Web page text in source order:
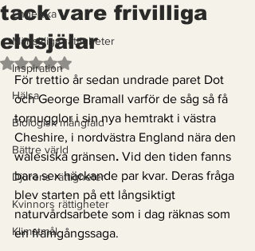
Engelska
Mänskliga rättigheter
Inspiration
Hälsa
Biologisk mångfald
Bättre värld
Djurens rättigheter
Kvinnors rättigheter
Klimatmål
tack vare frivilliga
eldsjälar
Betygsatt till NaN av 5 stjärnor.
För trettio år sedan undrade paret Dot
och George Bramall varför de såg så få
tornugglor i sin nya hemtrakt i västra
Cheshire, i nordvästra England nära den
walesiska gränsen. Vid den tiden fanns
bara sex häckande par kvar. Deras fråga
blev starten på ett långsiktigt
naturvårdsarbete som i dag räknas som
en framgångssaga.